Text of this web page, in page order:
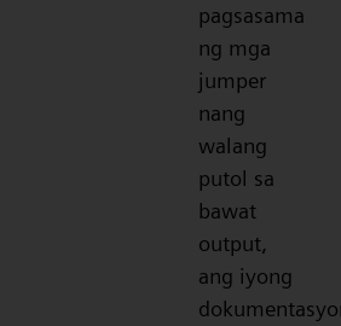
pagsasama
ng mga
jumper
nang
walang
putol sa
bawat
output,
ang iyong